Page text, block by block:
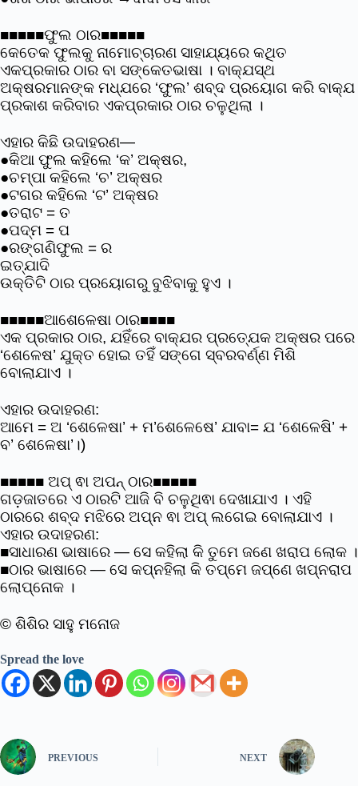
■■■■■ଫୁଲ ଠାର■■■■■
କେତେକ ଫୁଲକୁ ନାମୋଚ୍ଚାରଣ ସାହାଯ୍ୟରେ କଥିତ
ଏକପ୍ରକାର ଠାର ବା ସଙ୍କେତଭାଷା । ବାକ୍ଯସ୍ଥ
ଅକ୍ଷରମାନଙ୍କ ମଧ୍ଯରେ ‘ଫୁଲ’ ଶବ୍ଦ ପ୍ରୟୋଗ କରି ବାକ୍ଯ
ପ୍ରକାଶ କରିବାର ଏକପ୍ରକାର ଠାର ଚଳୁଥିଲା ।
ଏହାର କିଛି ଉଦାହରଣ―
●କିଆ ଫୁଲ କହିଲେ ‘କ’ ଅକ୍ଷର,
●ଚମ୍ପା କହିଲେ ‘ଚ’ ଅକ୍ଷର
●ଟଗର କହିଲେ ‘ଟ’ ଅକ୍ଷର
●ତରାଟ = ତ
●ପଦ୍ମ = ପ
●ରଙ୍ଗଣିଫୁଲ = ର
ଇତ୍ଯାଦି
ଉକ୍ତିଟି ଠାର ପ୍ରୟୋଗରୁ ବୁଝିବାକୁ ହୁଏ ।
■■■■■ଆଶେଳେଷା ଠାର■■■■
ଏକ ପ୍ରକାର ଠାର, ଯହିଁରେ ବାକ୍ଯର ପ୍ରତ୍ଯେକ ଅକ୍ଷର ପରେ
‘ଶେଳେଷ’ ଯୁକ୍ତ ହୋଇ ତହିଁ ସଙ୍ଗେ ସ୍ବରବର୍ଣ୍ଣ ମିଶି
ବୋଲାଯାଏ ।
ଏହାର ଉଦାହରଣ:
ଆମେ = ଅ ‘ଶେଳେଷା’ + ମ’ଶେଳେଷେ’ ଯାବା= ଯ ‘ଶେଳେଷି’ +
ବ’ ଶେଳେଷା’।)
■■■■■ ଅପ୍ ଵା ଅପନ୍ ଠାର■■■■■
ଗଡ଼ଜାତରେ ଏ ଠାରଟି ଆଜି ବି ଚଳୁଥିଵା ଦେଖାଯାଏ । ଏହି
ଠାରରେ ଶବ୍ଦ ମଝିରେ ଅପ୍ନ ଵା ଅପ୍ ଲଗେଇ ବୋଲାଯାଏ ।
ଏହାର ଉଦାହରଣ:
■ସାଧାରଣ ଭାଷାରେ ― ସେ କହିଲା କି ତୁମେ ଜଣେ ଖରାପ ଲୋକ ।
■ଠାର ଭାଷାରେ ― ସେ କପ୍ନହିଲା କି ତପ୍ମେ ଜପ୍ଣେ ଖପ୍ନରାପ
ଲୋପ୍ନୋକ ।
© ଶିଶିର ସାହୁ ମନୋଜ
Spread the love
PREVIOUS NEXT